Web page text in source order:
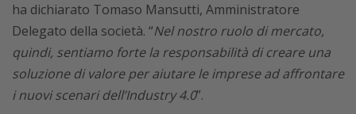
ha dichiarato Tomaso Mansutti, Amministratore
Delegato della società. “Nel nostro ruolo di mercato,
quindi, sentiamo forte la responsabilità di creare una
soluzione di valore per aiutare le imprese ad affrontare
i nuovi scenari dell’Industry 4.0”.